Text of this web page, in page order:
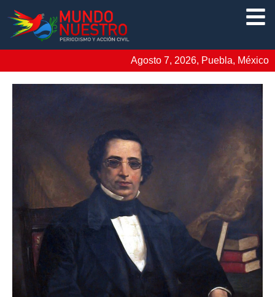
Agosto 7, 2026, Puebla, México